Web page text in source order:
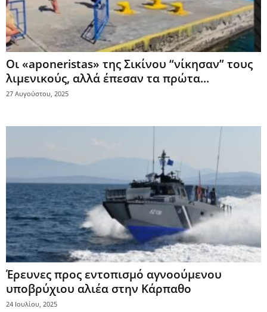
Οι «aponeristas» της Σικίνου “νίκησαν” τους
λιμενικούς, αλλά έπεσαν τα πρώτα...
27 Αυγούστου, 2025
Έρευνες προς εντοπισμό αγνοούμενου
υποβρύχιου αλιέα στην Κάρπαθο
24 Ιουλίου, 2025